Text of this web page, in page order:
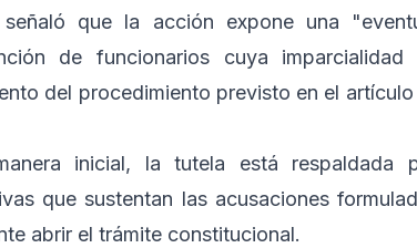
que la acción expone una
de funcionarios cuya imparcialidad
del procedimiento previsto en el artículo
inicial, la tutela está respaldada
que sustentan las acusaciones
abrir el trámite constitucional.